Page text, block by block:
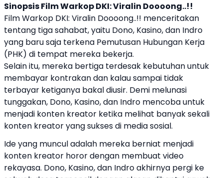
Sinopsis Film Warkop DKI: Viralin Doooong..!!
Film Warkop DKI: Viralin Doooong..!! menceritakan
tentang tiga sahabat, yaitu Dono, Kasino, dan Indro
yang baru saja terkena Pemutusan Hubungan Kerja
(PHK) di tempat mereka bekerja.
Selain itu, mereka bertiga terdesak kebutuhan untuk
membayar kontrakan dan kalau sampai tidak
terbayar ketiganya bakal diusir. Demi melunasi
tunggakan, Dono, Kasino, dan Indro mencoba untuk
menjadi konten kreator ketika melihat banyak sekali
konten kreator yang sukses di media sosial.
Ide yang muncul adalah mereka berniat menjadi
konten kreator horor dengan membuat video
rekayasa. Dono, Kasino, dan Indro akhirnya pergi ke